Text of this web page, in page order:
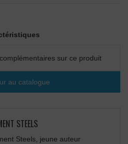
sur ce produit
au catalogue
STEELS
Steels, jeune auteur